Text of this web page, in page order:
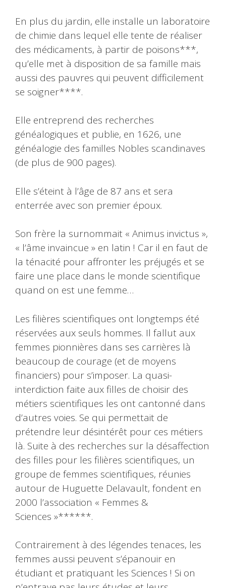
En plus du jardin, elle installe un laboratoire
de chimie dans lequel elle tente de réaliser
des médicaments, à partir de poisons***,
qu’elle met à disposition de sa famille mais
aussi des pauvres qui peuvent difficilement
se soigner****.
Elle entreprend des recherches
généalogiques et publie, en 1626, une
généalogie des familles Nobles scandinaves
(de plus de 900 pages).
Elle s’éteint à l’âge de 87 ans et sera
enterrée avec son premier époux.
Son frère la surnommait « Animus invictus »,
« l’âme invaincue » en latin ! Car il en faut de
la ténacité pour affronter les préjugés et se
faire une place dans le monde scientifique
quand on est une femme…
Les filières scientifiques ont longtemps été
réservées aux seuls hommes. Il fallut aux
femmes pionnières dans ses carrières là
beaucoup de courage (et de moyens
financiers) pour s’imposer. La quasi-
interdiction faite aux filles de choisir des
métiers scientifiques les ont cantonné dans
d’autres voies. Se qui permettait de
prétendre leur désintérêt pour ces métiers
là. Suite à des recherches sur la désaffection
des filles pour les filières scientifiques, un
groupe de femmes scientifiques, réunies
autour de Huguette Delavault, fondent en
2000 l’association « Femmes &
Sciences »******.
Contrairement à des légendes tenaces, les
femmes aussi peuvent s’épanouir en
étudiant et pratiquant les Sciences ! Si on